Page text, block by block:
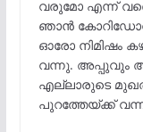
വരുമോ എന്ന്
ഞാൻ
ഓരോ നിമിഷം
വന്നു. അപ്പുവും
എല്ലാരുടെ
പുറത്തേയ്ക്ക്